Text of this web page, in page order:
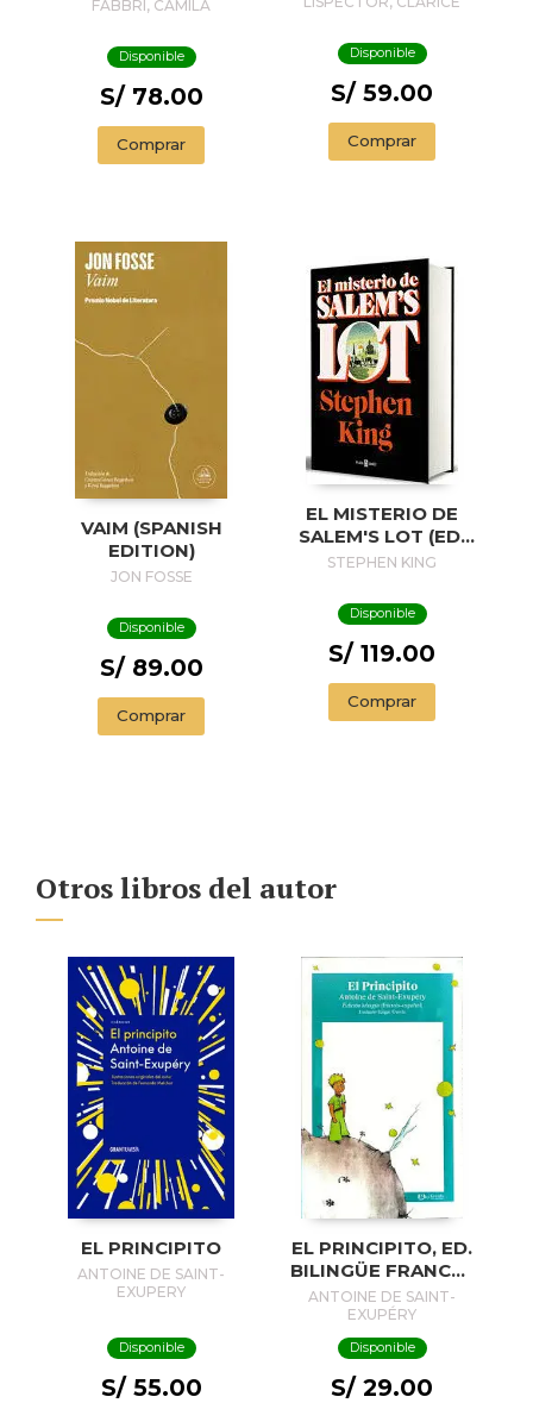
FABBRI, CAMILA
Disponible
S/ 78.00
Comprar
H.
Disponible
S/ 59.00
Comprar
VAIM (SPANISH
EDITION)
JON FOSSE
Disponible
S/ 89.00
Comprar
EL MISTERIO DE
SALEM'S LOT (ED.
50 ANIVERSARIO) /
STEPHEN KING
Disponible
S/ 119.00
Comprar
Otros libros del autor
EL PRINCIPITO
ANTOINE DE SAINT-
EXUPERY
Disponible
S/ 55.00
EL PRINCIPITO, ED.
BILINGÜE FRANCÉS
ESPAÑOL -GRAN.
LIT.-.
ANTOINE DE SAINT-
EXUPÉRY
Disponible
S/ 29.00